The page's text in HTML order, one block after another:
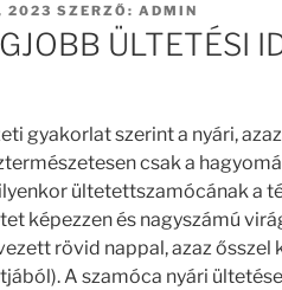
2023 SZERZŐ: ADMIN
ÜLTETÉSI
gyakorlat szerint a nyári,
csak a
ültetettszamócának a
képezzen és nagyszámú
rövid nappal, azaz
A szamóca nyári